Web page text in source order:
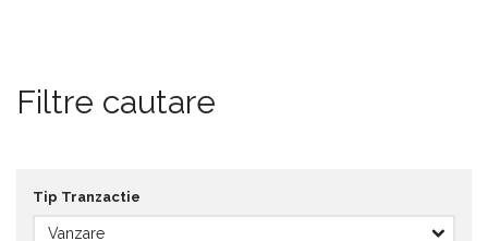
Filtre cautare
Tip Tranzactie